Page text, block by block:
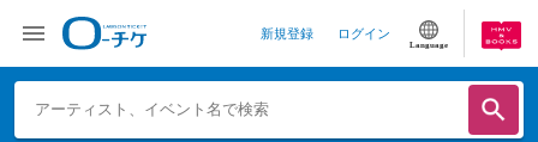
新規登録 ログイン
Language